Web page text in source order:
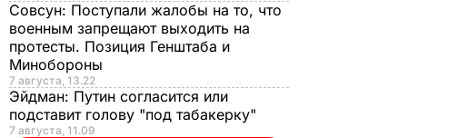
Совсун: Поступали жалобы на то, что
военным запрещают выходить на
протесты. Позиция Генштаба и
Минобороны
7 августа, 13.22
Эйдман: Путин согласится или
подставит голову "под табакерку"
7 августа, 11.09